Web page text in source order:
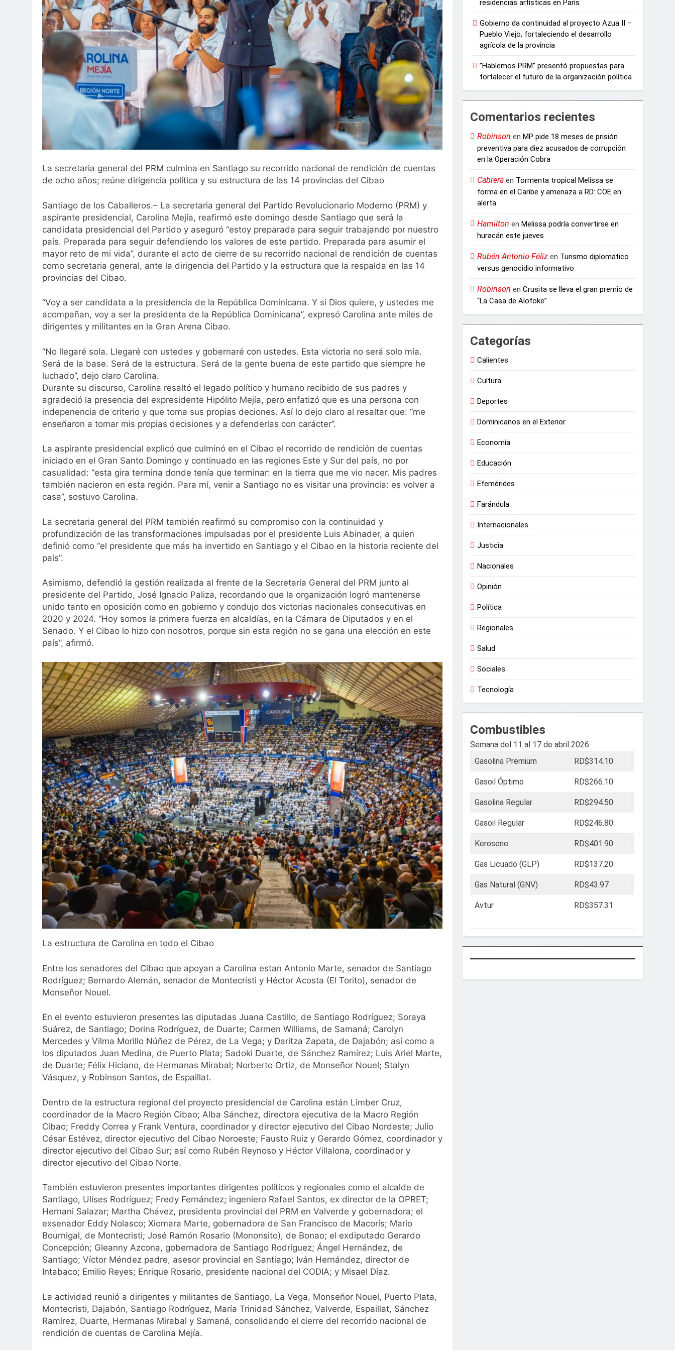
La secretaria general del PRM culmina en Santiago su recorrido nacional de rendición de cuentas
de ocho años; reúne dirigencia política y su estructura de las 14 provincias del Cibao
Santiago de los Caballeros.– La secretaria general del Partido Revolucionario Moderno (PRM) y
aspirante presidencial, Carolina Mejía, reafirmó este domingo desde Santiago que será la
candidata presidencial del Partido y aseguró “estoy preparada para seguir trabajando por nuestro
país. Preparada para seguir defendiendo los valores de este partido. Preparada para asumir el
mayor reto de mi vida”, durante el acto de cierre de su recorrido nacional de rendición de cuentas
como secretaria general, ante la dirigencia del Partido y la estructura que la respalda en las 14
provincias del Cibao.
“Voy a ser candidata a la presidencia de la República Dominicana. Y si Dios quiere, y ustedes me
acompañan, voy a ser la presidenta de la República Dominicana”, expresó Carolina ante miles de
dirigentes y militantes en la Gran Arena Cibao.
“No llegaré sola. Llegaré con ustedes y gobernaré con ustedes. Esta victoria no será solo mía.
Será de la base. Será de la estructura. Será de la gente buena de este partido que siempre he
luchado”, dejo claro Carolina.
Durante su discurso, Carolina resaltó el legado político y humano recibido de sus padres y
agradeció la presencia del expresidente Hipólito Mejía, pero enfatizó que es una persona con
indepenencia de criterio y que toma sus propias deciones. Así lo dejo claro al resaltar que: “me
enseñaron a tomar mis propias decisiones y a defenderlas con carácter”.
La aspirante presidencial explicó que culminó en el Cibao el recorrido de rendición de cuentas
iniciado en el Gran Santo Domingo y continuado en las regiones Este y Sur del país, no por
casualidad: “esta gira termina donde tenía que terminar: en la tierra que me vio nacer. Mis padres
también nacieron en esta región. Para mí, venir a Santiago no es visitar una provincia: es volver a
casa”, sostuvo Carolina.
La secretaria general del PRM también reafirmó su compromiso con la continuidad y
profundización de las transformaciones impulsadas por el presidente Luis Abinader, a quien
definió como “el presidente que más ha invertido en Santiago y el Cibao en la historia reciente del
país”.
Asimismo, defendió la gestión realizada al frente de la Secretaría General del PRM junto al
presidente del Partido, José Ignacio Paliza, recordando que la organización logró mantenerse
unido tanto en oposición como en gobierno y condujo dos victorias nacionales consecutivas en
2020 y 2024. “Hoy somos la primera fuerza en alcaldías, en la Cámara de Diputados y en el
Senado. Y el Cibao lo hizo con nosotros, porque sin esta región no se gana una elección en este
país”, afirmó.
La estructura de Carolina en todo el Cibao
Entre los senadores del Cibao que apoyan a Carolina estan Antonio Marte, senador de Santiago
Rodríguez; Bernardo Alemán, senador de Montecristi y Héctor Acosta (El Torito), senador de
Monseñor Nouel.
En el evento estuvieron presentes las diputadas Juana Castillo, de Santiago Rodríguez; Soraya
Suárez, de Santiago; Dorina Rodríguez, de Duarte; Carmen Williams, de Samaná; Carolyn
Mercedes y Vilma Morillo Núñez de Pérez, de La Vega; y Daritza Zapata, de Dajabón; así como a
los diputados Juan Medina, de Puerto Plata; Sadoki Duarte, de Sánchez Ramírez; Luis Ariel Marte,
de Duarte; Félix Hiciano, de Hermanas Mirabal; Norberto Ortiz, de Monseñor Nouel; Stalyn
Vásquez, y Robinson Santos, de Espaillat.
Dentro de la estructura regional del proyecto presidencial de Carolina están Limber Cruz,
coordinador de la Macro Región Cibao; Alba Sánchez, directora ejecutiva de la Macro Región
Cibao; Freddy Correa y Frank Ventura, coordinador y director ejecutivo del Cibao Nordeste; Julio
César Estévez, director ejecutivo del Cibao Noroeste; Fausto Ruiz y Gerardo Gómez, coordinador y
director ejecutivo del Cibao Sur; así como Rubén Reynoso y Héctor Villalona, coordinador y
director ejecutivo del Cibao Norte.
También estuvieron presentes importantes dirigentes políticos y regionales como el alcalde de
Santiago, Ulises Rodríguez; Fredy Fernández; ingeniero Rafael Santos, ex director de la OPRET;
Hernani Salazar; Martha Chávez, presidenta provincial del PRM en Valverde y gobernadora; el
exsenador Eddy Nolasco; Xiomara Marte, gobernadora de San Francisco de Macorís; Mario
Bournigal, de Montecristi; José Ramón Rosario (Mononsito), de Bonao; el exdiputado Gerardo
Concepción; Gleanny Azcona, gobernadora de Santiago Rodríguez; Ángel Hernández, de
Santiago; Víctor Méndez padre, asesor provincial en Santiago; Iván Hernández, director de
Intabaco; Emilio Reyes; Enrique Rosario, presidente nacional del CODIA; y Misael Díaz.
La actividad reunió a dirigentes y militantes de Santiago, La Vega, Monseñor Nouel, Puerto Plata,
Montecristi, Dajabón, Santiago Rodríguez, María Trinidad Sánchez, Valverde, Espaillat, Sánchez
Ramírez, Duarte, Hermanas Mirabal y Samaná, consolidando el cierre del recorrido nacional de
rendición de cuentas de Carolina Mejía.
residencias artísticas en París
Gobierno da continuidad al proyecto Azua II –
Pueblo Viejo, fortaleciendo el desarrollo
agrícola de la provincia
”Hablemos PRM” presentó propuestas para
fortalecer el futuro de la organización política
Comentarios recientes
Robinson enMP pide 18 meses de prisión
preventiva para diez acusados de corrupción
en la Operación Cobra
Cabrera en Tormenta tropical Melissa se
forma en el Caribe y amenaza a RD: COE en
alerta
Hamilton enMelissa podría convertirse en
huracán este jueves
Rubén Antonio Féliz en Turismo diplomático
versus genocidio informativo
Robinson enCrusita se lleva el gran premio de
“La Casa de Alofoke”
Categorías
Calientes
Cultura
Deportes
Dominicanos en el Exterior
Economía
Educación
Efemérides
Farándula
Internacionales
Justicia
Nacionales
Opinión
Política
Regionales
Salud
Sociales
Tecnología
Combustibles
Semana del 11 al 17 de abril 2026
Gasolina Premium
RD$314.10
Gasoil Óptimo RD$266.10
Gasolina Regular RD$294.50
Gasoil Regular RD$246.80
Kerosene RD$401.90
Gas Licuado (GLP) RD$137.20
Gas Natural (GNV) RD$43.97
Avtur RD$357.31